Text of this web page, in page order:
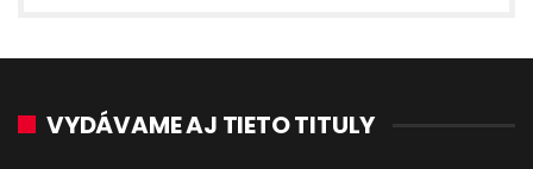
VYDÁVAME AJ TIETO TITULY